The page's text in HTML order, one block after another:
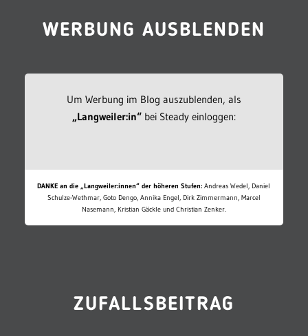
WERBUNG AUSBLENDEN
Um Werbung im Blog auszublenden, als
„Langweiler:in“bei Steady einloggen:
DANKE an die „Langweiler:innen“ der höheren Stufen: Andreas Wedel, Daniel
Schulze-Wethmar, Goto Dengo, Annika Engel, Dirk Zimmermann, Marcel
Nasemann, Kristian Gäckle und Christian Zenker.
ZUFALLSBEITRAG